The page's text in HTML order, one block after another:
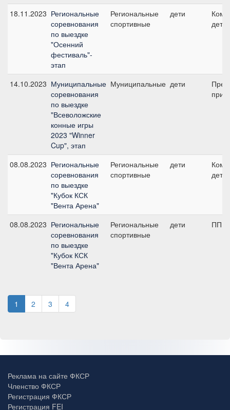
18.11.2023 Региональные
соревнования
по выездке
"Осенний
фестиваль"-
этап
Региональные
спортивные
дети
дети
14.10.2023 Муниципальные
соревнования
по выездке
"Всеволожские
конные игры
2023 "Winner
Cup", этап
Муниципальные дети
приз
08.08.2023 Региональные
соревнования
по выездке
"Кубок КСК
"Вента Арена"
Региональные
спортивные
дети
дети
08.08.2023 Региональные
соревнования
по выездке
"Кубок КСК
"Вента Арена"
Региональные
спортивные
дети ПП
1 2 3 4
Реклама на сайте ФКСР
Членство ФКСР
Регистрация ФКСР
Регистрация FEI